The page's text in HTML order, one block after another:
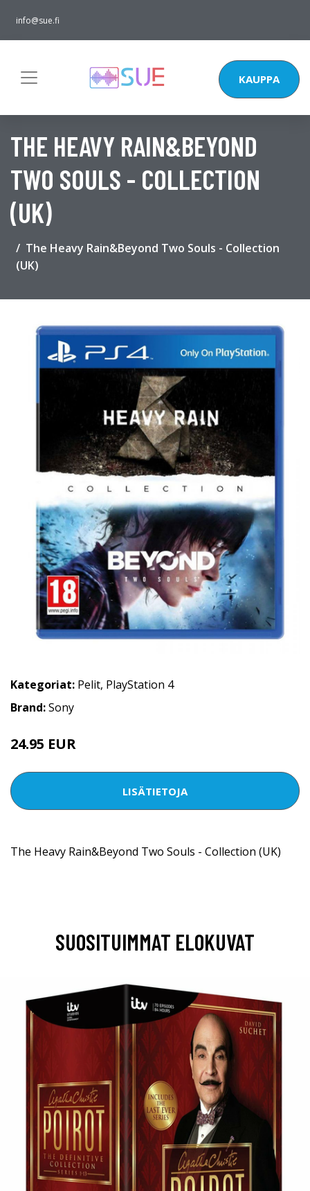
info@sue.fi
KAUPPA
THE HEAVY RAIN&BEYOND
TWO SOULS - COLLECTION
(UK)
The Heavy Rain&Beyond Two Souls - Collection
(UK)
Kategoriat: Pelit, PlayStation 4
Brand:Sony
24.95 EUR
LISÄTIETOJA
The Heavy Rain&Beyond Two Souls - Collection (UK)
SUOSITUIMMAT ELOKUVAT